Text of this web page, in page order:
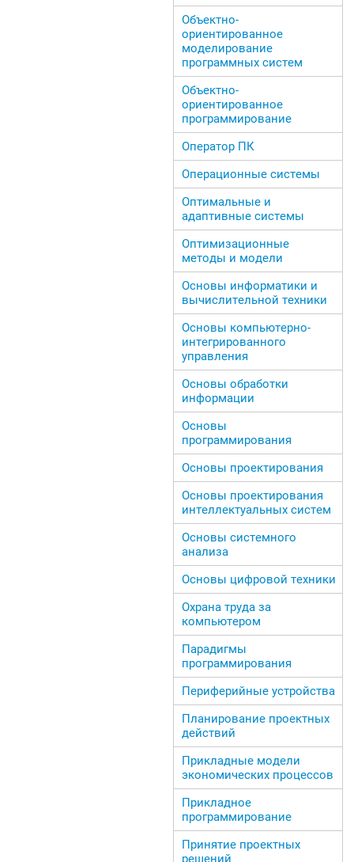
Объектно-
ориентированное
моделирование
программных систем
Объектно-
ориентированное
программирование
Оператор ПК
Операционные системы
Оптимальные и
адаптивные системы
Оптимизационные
методы и модели
Основы информатики и
вычислительной техники
Основы компьютерно-
интегрированного
управления
Основы обработки
информации
Основы
программирования
Основы проектирования
Основы проектирования
интеллектуальных систем
Основы системного
анализа
Основы цифровой техники
Охрана труда за
компьютером
Парадигмы
программирования
Периферийные устройства
Планирование проектных
действий
Прикладные модели
экономических процессов
Прикладное
программирование
Принятие проектных
решений